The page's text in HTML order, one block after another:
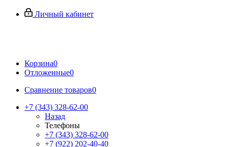
Личный кабинет
Корзина0
Отложенные0
Сравнение товаров0
+7 (343) 328-62-00
Назад
Телефоны
+7 (343) 328-62-00
+7 (922) 202-40-40